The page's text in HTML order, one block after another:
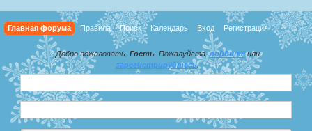
Главная форума Правила Поиск Календарь Вход Регистрация
Добро пожаловать, Гость . Пожалуйста,войдитеили
зарегистрируйтесь.